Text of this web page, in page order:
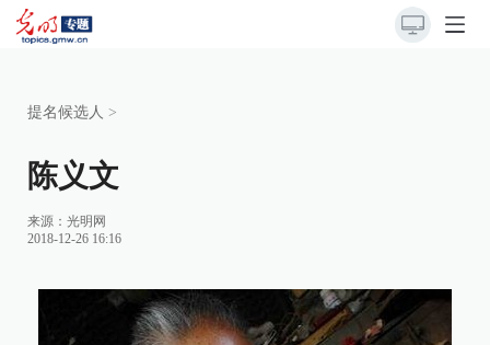
提名候选人 >
陈义文
来源： 光明网
2018-12-26 16:16